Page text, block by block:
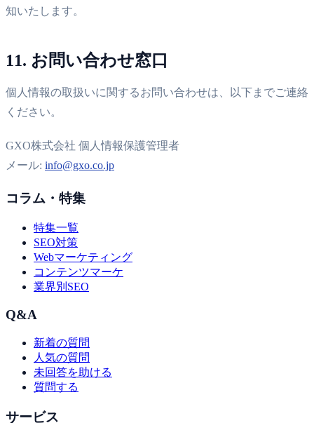
知いたします。
11. お問い合わせ窓口
個人情報の取扱いに関するお問い合わせは、以下までご連絡
ください。
GXO株式会社 個人情報保護管理者
メール: info@gxo.co.jp
コラム・特集
特集一覧
SEO対策
Webマーケティング
コンテンツマーケ
業界別SEO
Q&A
新着の質問
人気の質問
未回答を助ける
質問する
サービス